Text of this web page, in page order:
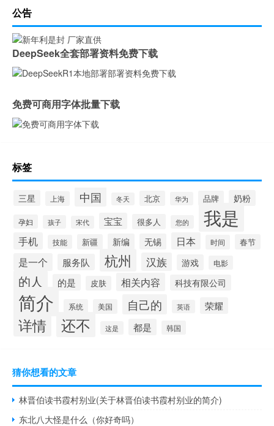
公告
DeepSeek全套部署资料免费下载
免费可商用字体批量下载
标签
三星 上海 中国 冬天 北京 华为 品牌 奶粉
孕妇 孩子 宋代 宝宝 很多人 您的 我是
手机 技能 新疆 新编 无锡 日本 时间 春节
是一个 服务队 杭州 汉族 游戏 电影
的人 的是 皮肤 相关内容 科技有限公司
简介 系统 美国 自己的 英语 荣耀
详情 还不 这是 都是 韩国
猜你想看的文章
林晋伯读书霞村别业(关于林晋伯读书霞村别业的简介)
东北八大怪是什么（你好奇吗）